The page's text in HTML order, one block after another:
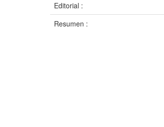
Editorial :
Resumen :